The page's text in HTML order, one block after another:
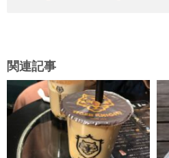
関連記事